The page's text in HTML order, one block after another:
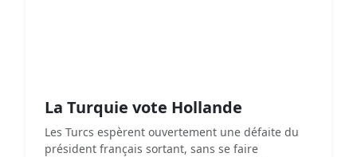
La Turquie vote Hollande
Les Turcs espèrent ouvertement une défaite du
président français sortant, sans se faire